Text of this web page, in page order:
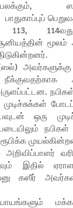
பாதுகாப்புப்
113,
ஒரு
அறிவிப்பாளர்
இதில்
கஸீர் அவர்கள்